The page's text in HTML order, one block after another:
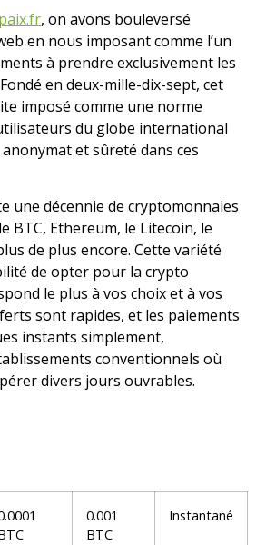
, on avons bouleversé
en nous imposant comme l’un
à prendre exclusivement les
en deux-mille-dix-sept, cet
imposé comme une norme
du globe international
et sûreté dans ces
une décennie de cryptomonnaies
BTC, Ethereum, le Litecoin, le
de plus encore. Cette variété
de opter pour la crypto
le plus à vos choix et à vos
sont rapides, et les paiements
instants simplement,
conventionnels où
divers jours ouvrables.
0.001
BTC
Instantané